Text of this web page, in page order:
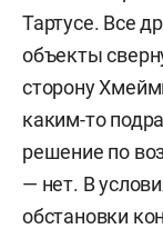
Тартусе. Все
объекты
сторону
каким-то
решение по
— нет. В
обстановки